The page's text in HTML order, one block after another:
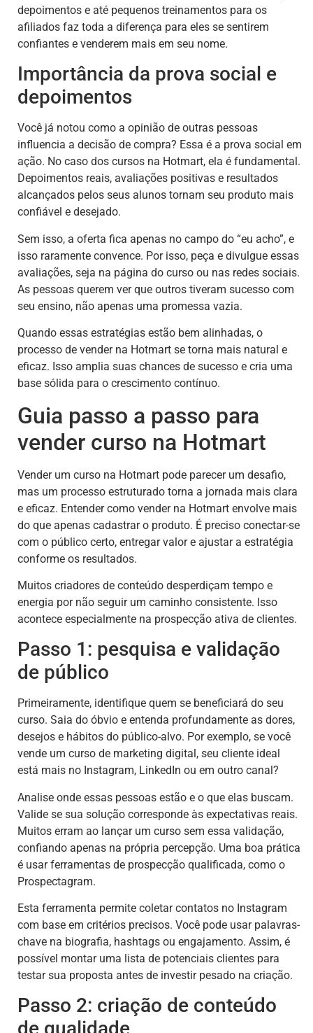
depoimentos e até pequenos treinamentos para os
afiliados faz toda a diferença para eles se sentirem
confiantes e venderem mais em seu nome.
Importância da prova social e
depoimentos
Você já notou como a opinião de outras pessoas
influencia a decisão de compra? Essa é a prova social em
ação. No caso dos cursos na Hotmart, ela é fundamental.
Depoimentos reais, avaliações positivas e resultados
alcançados pelos seus alunos tornam seu produto mais
confiável e desejado.
Sem isso, a oferta fica apenas no campo do “eu acho”, e
isso raramente convence. Por isso, peça e divulgue essas
avaliações, seja na página do curso ou nas redes sociais.
As pessoas querem ver que outros tiveram sucesso com
seu ensino, não apenas uma promessa vazia.
Quando essas estratégias estão bem alinhadas, o
processo de vender na Hotmart se torna mais natural e
eficaz. Isso amplia suas chances de sucesso e cria uma
base sólida para o crescimento contínuo.
Guia passo a passo para
vender curso na Hotmart
Vender um curso na Hotmart pode parecer um desafio,
mas um processo estruturado torna a jornada mais clara
e eficaz. Entender como vender na Hotmart envolve mais
do que apenas cadastrar o produto. É preciso conectar-se
com o público certo, entregar valor e ajustar a estratégia
conforme os resultados.
Muitos criadores de conteúdo desperdiçam tempo e
energia por não seguir um caminho consistente. Isso
acontece especialmente na prospecção ativa de clientes.
Passo 1: pesquisa e validação
de público
Primeiramente, identifique quem se beneficiará do seu
curso. Saia do óbvio e entenda profundamente as dores,
desejos e hábitos do público-alvo. Por exemplo, se você
vende um curso de marketing digital, seu cliente ideal
está mais no Instagram, LinkedIn ou em outro canal?
Analise onde essas pessoas estão e o que elas buscam.
Valide se sua solução corresponde às expectativas reais.
Muitos erram ao lançar um curso sem essa validação,
confiando apenas na própria percepção. Uma boa prática
é usar ferramentas de prospecção qualificada, como o
Prospectagram.
Esta ferramenta permite coletar contatos no Instagram
com base em critérios precisos. Você pode usar palavras-
chave na biografia, hashtags ou engajamento. Assim, é
possível montar uma lista de potenciais clientes para
testar sua proposta antes de investir pesado na criação.
Passo 2: criação de conteúdo